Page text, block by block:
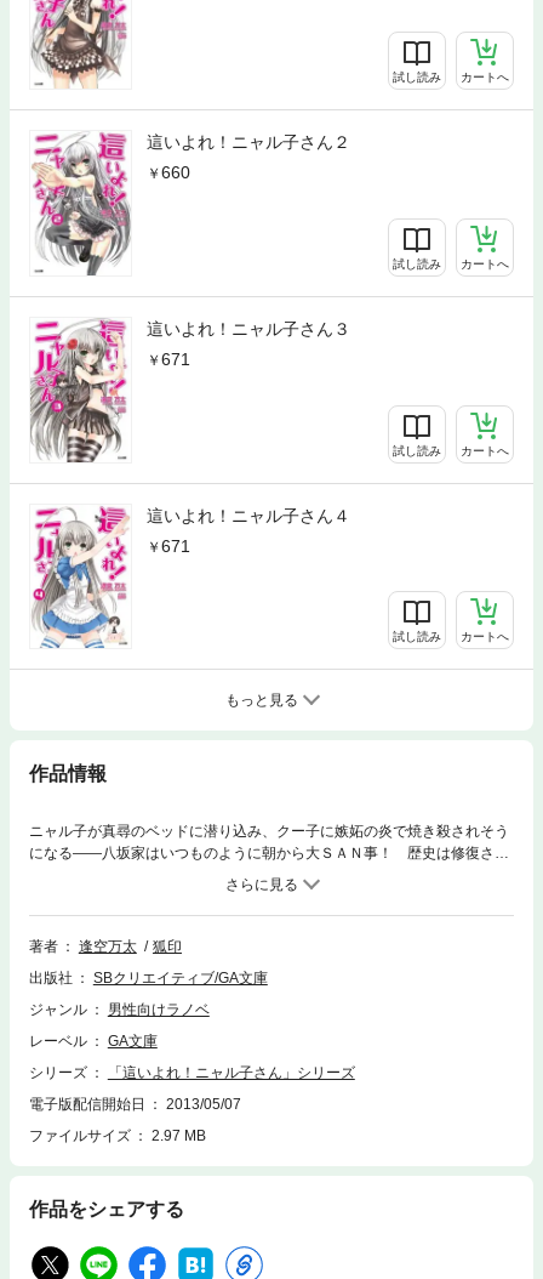
試し読み カートへ
這いよれ！ニャル子さん２
660
試し読み カートへ
這いよれ！ニャル子さん３
671
試し読み カートへ
這いよれ！ニャル子さん４
671
試し読み カートへ
もっと見る
作品情報
ニャル子が真尋のベッドに潜り込み、クー子に嫉妬の炎で焼き殺されそう
になる――八坂家はいつものように朝から大ＳＡＮ事！ 歴史は修復さ
れ、ニャル子達のいる日常が戻った。ありえない非日常こそ、いまは自分
の日常である――そう自覚した真尋だ。そんな矢先、焼失していた地球拠
点の修復が終了したとの連絡が入った。確認へ行くべきと提案する真尋
と、後回しにしようとするニャル子達。そんなやりとりのさなか知らぬ声
ぞ、よしなに」 ニャル子の友人、アト子が地球にやって来て――！？
宇宙邪神混沌コメディ第１０巻！ ※電子版は文庫版と一部異なる場合が
著者 逢空万太
狐印
出版社
SBクリエイティブ/GA文庫
ジャンル
男性向けラノベ
レーベル
GA文庫
シリーズ
「這いよれ！ニャル子さん」シリーズ
電子版配信開始日
2013/05/07
ファイルサイズ
2.97 MB
作品をシェアする